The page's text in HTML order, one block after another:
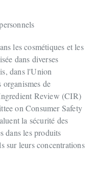
les cosmétiques et les
dans diverses
dans l'Union
organismes de
Review (CIR)
on Consumer Safety
la sécurité des
dans les produits
sur leurs concentrations